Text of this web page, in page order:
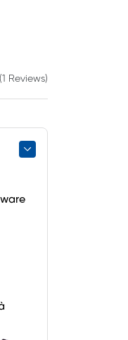
Reviews)